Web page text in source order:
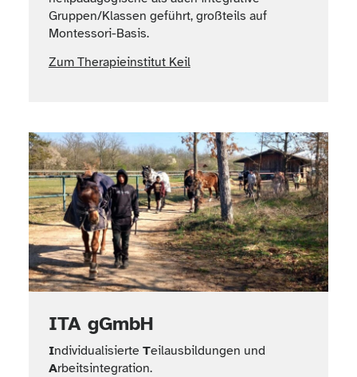
Gruppen/Klassen geführt, großteils auf
Montessori-Basis.
Zum Therapieinstitut Keil
ITA gGmbH
Individualisierte Teilausbildungen und
Arbeitsintegration.